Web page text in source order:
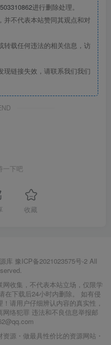
503310862进行删除处理。
并不代表本站赞同其观点和对
转载任何违法的相关信息，访
现链接失效，请联系我们我们
一下吧
收藏
库 豫ICP备2021023575号-2All
收集，不代表本站立场，仅限学
在下载后24小时内删除。 如有侵
请用户仔细辨认内容的真实性，
络犯罪 违法和不良信息举报邮
源・做最具性价比的资源网站・